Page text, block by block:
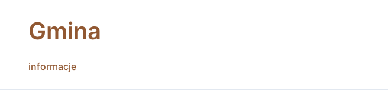
contentGmina
informacje